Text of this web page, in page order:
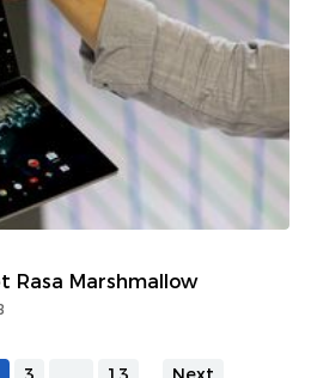
Rasa Marshmallow